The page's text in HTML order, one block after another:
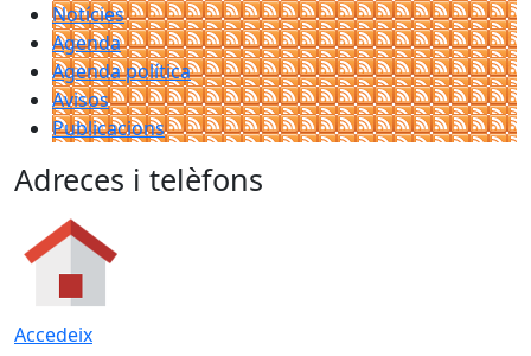
Notícies
Agenda
Agenda política
Avisos
Publicacions
Adreces i telèfons
Accedeix